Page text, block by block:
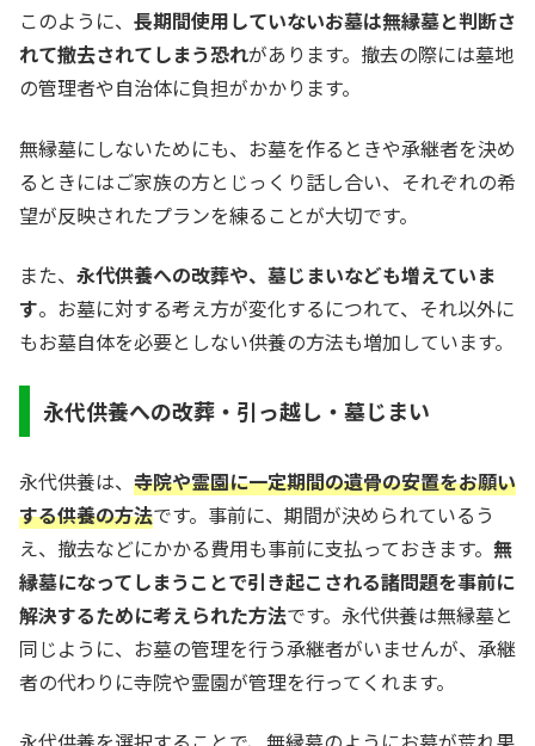
このように、 長期間使用していないお墓は無縁墓と判断さ
れて撤去されてしまう恐れがあります。撤去の際には墓地
の管理者や自治体に負担がかかります。
無縁墓にしないためにも、お墓を作るときや承継者を決め
るときにはご家族の方とじっくり話し合い、それぞれの希
望が反映されたプランを練ることが大切です。
また、 永代供養への改葬や、墓じまいなども増えていま
す。お墓に対する考え方が変化するにつれて、それ以外に
もお墓自体を必要としない供養の方法も増加しています。
永代供養への改葬・引っ越し・墓じまい
永代供養は、 寺院や霊園に一定期間の遺骨の安置をお願い
する供養の方法です。事前に、期間が決められているう
え、撤去などにかかる費用も事前に支払っておきます。 無
縁墓になってしまうことで引き起こされる諸問題を事前に
解決するために考えられた方法です。永代供養は無縁墓と
同じように、お墓の管理を行う承継者がいませんが、承継
者の代わりに寺院や霊園が管理を行ってくれます。